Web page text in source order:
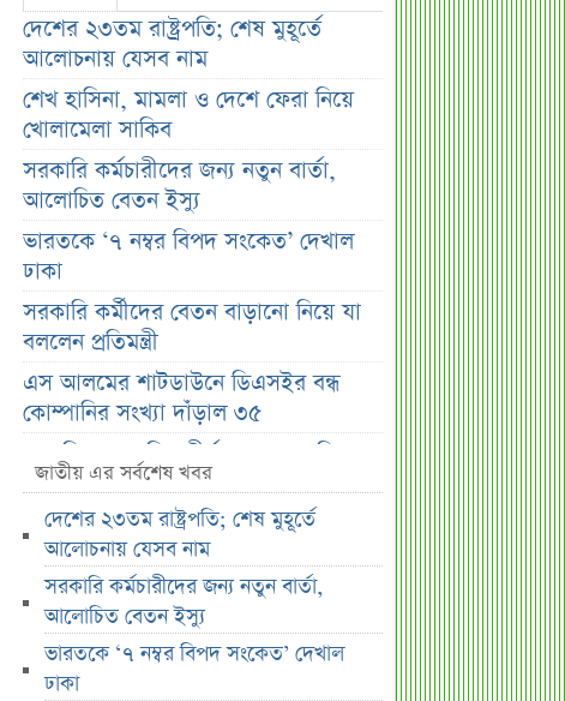
দেশের ২৩তম রাষ্ট্রপতি; শেষ মুহূর্তে
আলোচনায় যেসব নাম
শেখ হাসিনা, মামলা ও দেশে ফেরা নিয়ে
খোলামেলা সাকিব
সরকারি কর্মচারীদের জন্য নতুন বার্তা,
আলোচিত বেতন ইস্যু
ভারতকে ‘৭ নম্বর বিপদ সংকেত’ দেখাল
ঢাকা
সরকারি কর্মীদের বেতন বাড়ানো নিয়ে যা
বললেন প্রতিমন্ত্রী
এস আলমের শাটডাউনে ডিএসইর বন্ধ
কোম্পানির সংখ্যা দাঁড়াল ৩৫
সাপ্তাহিক দর বৃদ্ধির শীর্ষ ১০ কোম্পানি
সাপ্তাহিক দর পতনের শীর্ষ ১০ কোম্পানি
সাপ্তাহিক লেনদেনের শীর্ষ ১০ কোম্পানি
মেয়ে থেকে ছেলে হলেন এসএসসি
পরীক্ষার্থী
বিয়ের আগেই গর্ভবতী, মেয়েকে নদীতে
ডুবিয়ে হত্যা বাবার
জাতীয় এর সর্বশেষ খবর
দেশের ২৩তম রাষ্ট্রপতি; শেষ মুহূর্তে
আলোচনায় যেসব নাম
সরকারি কর্মচারীদের জন্য নতুন বার্তা,
আলোচিত বেতন ইস্যু
ভারতকে ‘৭ নম্বর বিপদ সংকেত’ দেখাল
ঢাকা